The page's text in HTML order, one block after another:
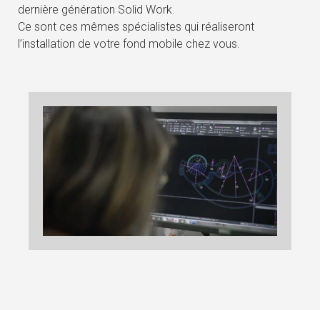
dernière génération Solid Work.
Ce sont ces mêmes spécialistes qui réaliseront
l’installation de votre fond mobile chez vous.